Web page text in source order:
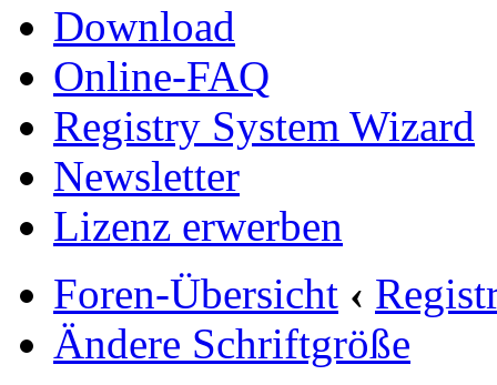
Download
Online-FAQ
Registry System Wizard
Newsletter
Lizenz erwerben
Foren-Übersicht ‹
Ändere Schriftgröße